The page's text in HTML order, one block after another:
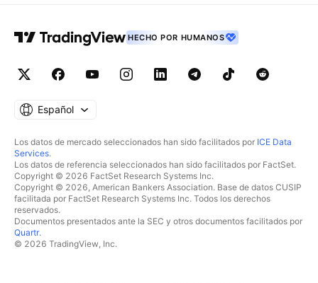
HECHO POR HUMANOS
Español
Los datos de mercado seleccionados han sido facilitados por ICE Data
Services.
Los datos de referencia seleccionados han sido facilitados por FactSet.
Copyright © 2026 FactSet Research Systems Inc.
Copyright © 2026, American Bankers Association. Base de datos CUSIP
facilitada por FactSet Research Systems Inc. Todos los derechos
reservados.
Documentos presentados ante la SEC y otros documentos facilitados por
Quartr.
© 2026 TradingView, Inc.